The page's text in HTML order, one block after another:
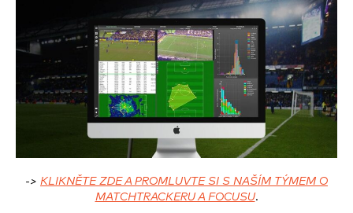
-> KLIKNĚTE ZDE A PROMLUVTE SI S NAŠÍM TÝMEM O
MATCHTRACKERU A FOCUSU.